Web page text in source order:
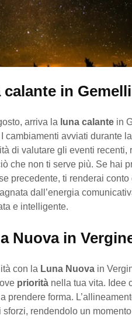
in Gemelli
arriva la luna calante in
cambiamenti avviati durante
di valutare gli eventi recenti,
che non ti serve più. Se hai
precedente, ti renderai conto
dall’energia
e intelligente.
Nuova in
con la Luna Nuova in
priorità nella tua vita. Idee
prendere forma.
rendendolo un